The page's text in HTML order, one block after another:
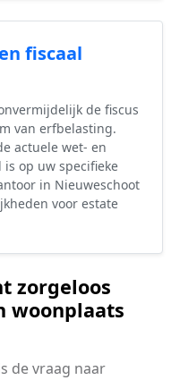
fiscaal
de fiscus
van erfbelasting.
actuele wet- en
op uw specifieke
in Nieuweschoot
voor estate
zorgeloos
woonplaats
de vraag naar